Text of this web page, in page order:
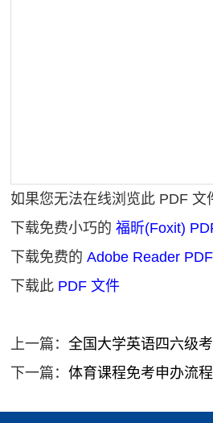
如果您无法在线浏览此 PDF 文
下载免费小巧的 福昕(Foxit)
下载免费的 Adobe Reader
下载此 PDF 文件
上一篇： 全国大学英语四六级
下一篇： 体育课程免考申办流程